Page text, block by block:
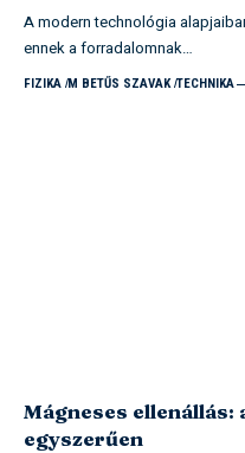
A modern technológia
ennek a forradalomnak…
FIZIKA M BETŰS SZAVAK TECHNIKA
Mágneses ellenállás:
egyszerűen